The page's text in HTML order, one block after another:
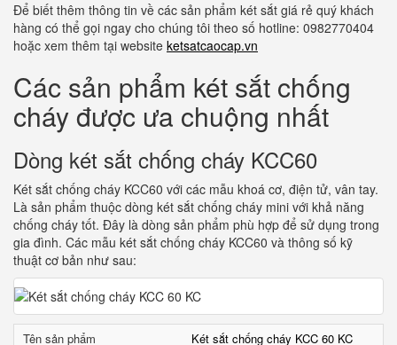
Để biết thêm thông tin về các sản phẩm két sắt giá rẻ quý khách
hàng có thể gọi ngay cho chúng tôi theo số hotline: 0982770404
hoặc xem thêm tại website ketsatcaocap.vn
Các sản phẩm két sắt chống
cháy được ưa chuộng nhất
Dòng két sắt chống cháy KCC60
Két sắt chống cháy KCC60 với các mẫu khoá cơ, điện tử, vân tay.
Là sản phẩm thuộc dòng két sắt chống cháy mini với khả năng
chống cháy tốt. Đây là dòng sản phẩm phù hợp để sử dụng trong
gia đình. Các mẫu két sắt chống cháy KCC60 và thông số kỹ
thuật cơ bản như sau:
Tên sản phẩm
Két sắt chống cháy KCC 60 KC